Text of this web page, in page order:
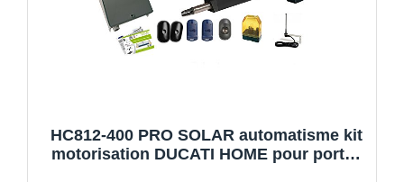
HC812-400 PRO SOLAR automatisme kit
motorisation DUCATI HOME pour portail